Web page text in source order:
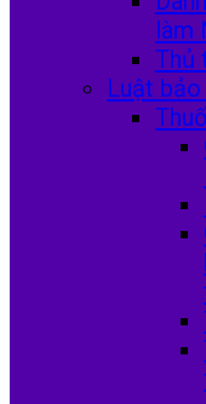
làm
Thủ
Luật